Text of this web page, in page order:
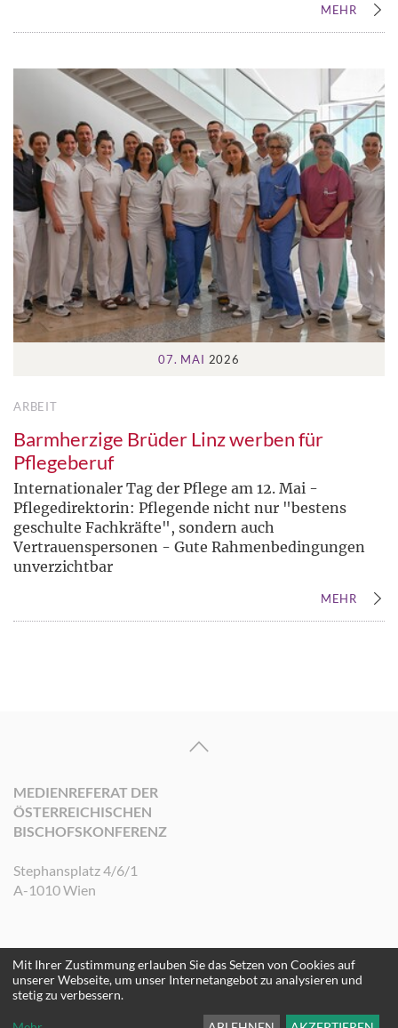
MEHR
07. MAI 2026
ARBEIT
Barmherzige Brüder Linz werben für
Pflegeberuf
Internationaler Tag der Pflege am 12. Mai -
Pflegedirektorin: Pflegende nicht nur "bestens
geschulte Fachkräfte", sondern auch
Vertrauenspersonen - Gute Rahmenbedingungen
unverzichtbar
MEHR
MEDIENREFERAT DER
ÖSTERREICHISCHEN
BISCHOFSKONFERENZ
Stephansplatz 4/6/1
A-1010 Wien
©2026 Medienreferat der Österreichischen Bischofskonferenz. Alle Rechte
vorbehalten.
Mit Ihrer Zustimmung erlauben Sie das Setzen von Cookies auf
unserer Webseite, um unser Internetangebot zu analysieren und
stetig zu verbessern.